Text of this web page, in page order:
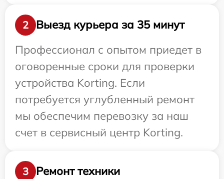
2
Выезд курьера за 35 минут
Профессионал с опытом приедет в
оговоренные сроки для проверки
устройства Korting. Если
потребуется углубленный ремонт
мы обеспечим перевозку за наш
счет в сервисный центр Korting.
3
Ремонт техники